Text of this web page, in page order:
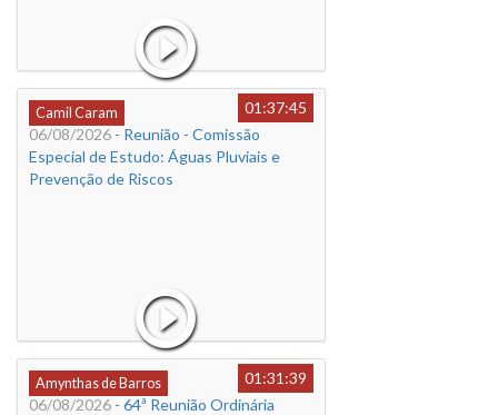
Camil Caram
01:37:45
06/08/2026 - Reunião - Comissão
Especial de Estudo: Águas Pluviais e
Prevenção de Riscos
Amynthas de Barros
01:31:39
06/08/2026 - 64ª Reunião Ordinária